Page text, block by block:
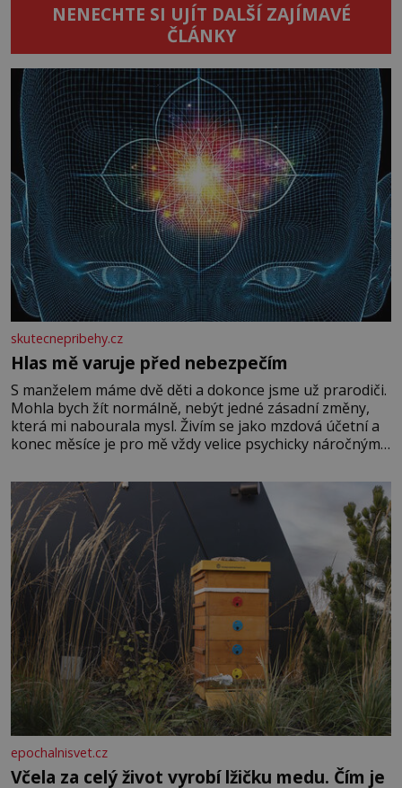
NENECHTE SI UJÍT DALŠÍ ZAJÍMAVÉ
ČLÁNKY
skutecnepribehy.cz
Hlas mě varuje před nebezpečím
S manželem máme dvě děti a dokonce jsme už prarodiči.
Mohla bych žít normálně, nebýt jedné zásadní změny,
která mi nabourala mysl. Živím se jako mzdová účetní a
konec měsíce je pro mě vždy velice psychicky náročným
dál častěji volá o pomoc, co se hlídání týče. Dalo by se
epochalnisvet.cz
Včela za celý život vyrobí lžičku medu. Čím je